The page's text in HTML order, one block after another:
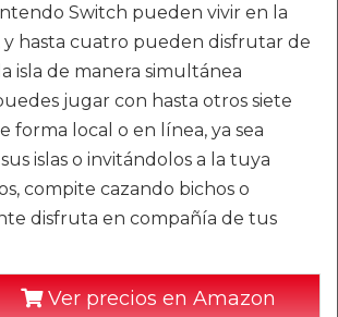
Switch pueden vivir en la
y hasta cuatro pueden disfrutar de
isla de manera simultánea
jugar con hasta otros siete
forma local o en línea, ya sea
islas o invitándolos a la tuya
compite cazando bichos o
disfruta en compañía de tus
Ver precios en Amazon